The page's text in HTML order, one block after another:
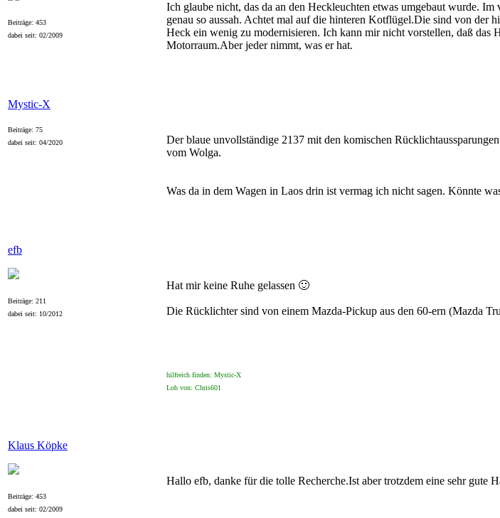
Beiträge: 453
dabei seit: 02/2009
Ich glaube nicht, das da an den Heckleuchten etwas umgebaut wurde.
genau so aussah. Achtet mal auf die hinteren Kotflügel.Die sind von der
Heck ein wenig zu modernisieren. Ich kann mir nicht vorstellen, daß das
Motorraum.Aber jeder nimmt, was er hat.
Mystic-X
Beiträge: 75
dabei seit: 04/2020
Der blaue unvollständige 2137 mit den komischen
vom Wolga.
Was da in dem Wagen in Laos drin ist vermag ich nicht sagen. Könnte
efb
Beiträge: 211
dabei seit: 10/2012
Hat mir keine Ruhe gelassen 🙂
Die Rücklichter sind von einem Mazda-Pickup aus den 60-ern (Mazda
hilfreich finden: Mystic-X
Lob von: Chris601
Klaus Köpke
Beiträge: 453
dabei seit: 02/2009
Hallo efb, danke für die tolle Recherche.Ist aber trotzdem eine sehr gute